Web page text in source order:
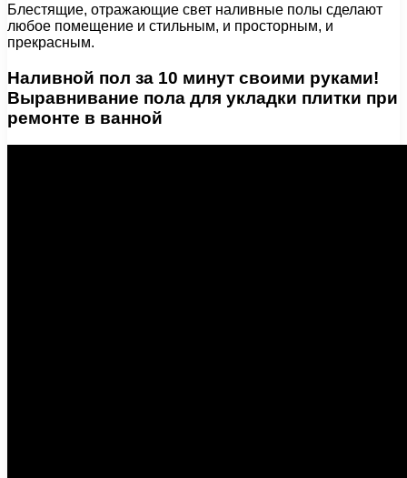
Блестящие, отражающие свет наливные полы сделают
любое помещение и стильным, и просторным, и
прекрасным.
Наливной пол за 10 минут своими руками!
Выравнивание пола для укладки плитки при
ремонте в ванной